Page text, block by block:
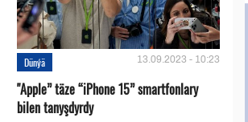
Dünýä 13.09.2023 - 10:23
"Apple” täze “iPhone 15” smartfonlary
bilen tanyşdyrdy